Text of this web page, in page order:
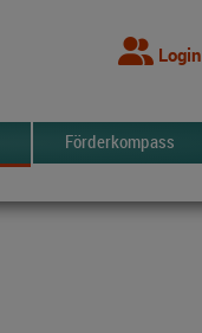
Login
Förderkompass